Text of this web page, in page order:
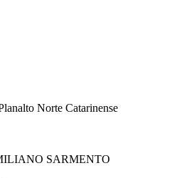
Norte Catarinense
SARMENTO